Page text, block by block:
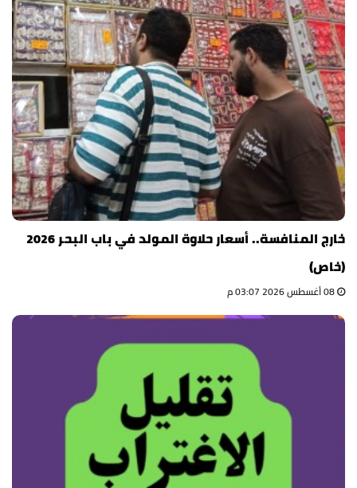
خارج المنافسة.. أسعار حلاوة المولد في باب البحر 2026
(خاص)